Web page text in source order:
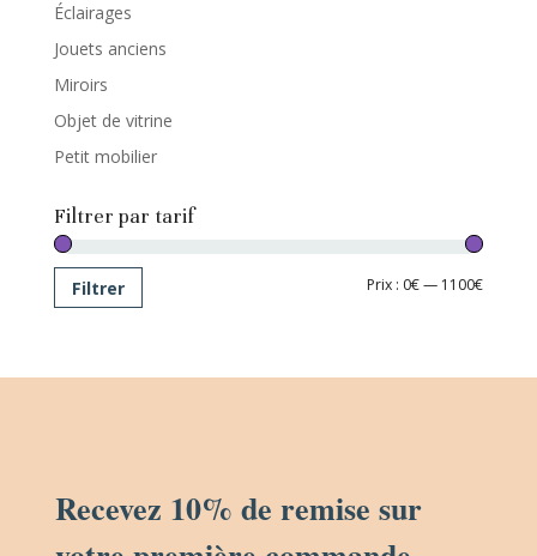
Éclairages
Jouets anciens
Miroirs
Objet de vitrine
Petit mobilier
Filtrer par tarif
Prix
Prix
Filtrer Prix : 0€— 1100€